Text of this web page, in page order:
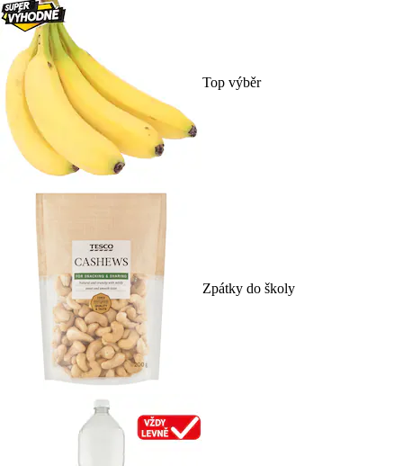
Top výběr
Zpátky do školy